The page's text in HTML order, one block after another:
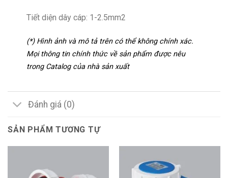
Tiết diện dây cáp: 1-2.5mm2
(*) Hình ảnh và mô tả trên có thể không chính xác.
Mọi thông tin chính thức về sản phẩm được nêu
trong Catalog của nhà sản xuất
Đánh giá (0)
SẢN PHẨM TƯƠNG TỰ